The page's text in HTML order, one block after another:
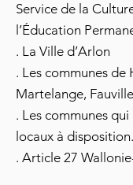
Service de la
l’Éducation
. La Ville d’Arlon
. Les communes de
Martelange,
. Les communes
locaux à disposition.
. Article 27